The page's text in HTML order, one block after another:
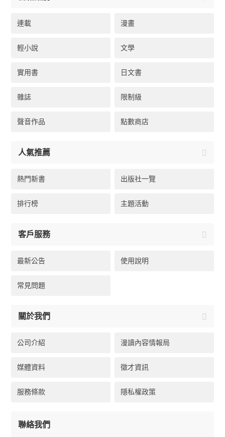
連載 漫畫
輕小說 文學
實用書 日文書
雜誌 限制級
聲音作品 點數商店
人氣推薦
熱門新書 出版社一覽
排行榜 主題活動
客戶服務
最新公告 使用說明
常見問題
關於我們
公司介紹 漫讀內容情報局
媒體資料 徵才資訊
服務條款 隱私權政策
聯絡我們